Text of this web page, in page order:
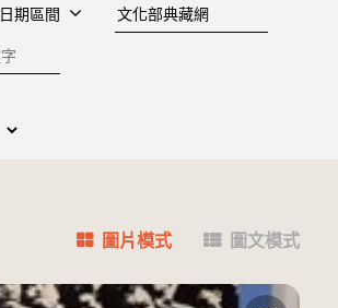
日期區間
建檔單位
圖片模式 圖文模式